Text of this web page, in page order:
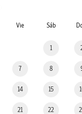
Vie Sáb
1
7 8
14 15
21 22